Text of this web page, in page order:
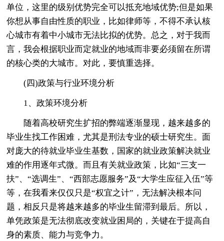
单位，这里的级别优势完全可以抵充地域优势;但是如果
你想从事自由性质的职业，比如律师等，不得不承认核
心城市有着中小城市无法比拟的优势。总之，对于我而
言，我会根据职业而定就业的地域而非要必须留在所谓
的核心类的大城市。对此，要慎重选择。
(四)政策与行业环境分析
1、政策环境分析
随着高校研究生扩招的弊端逐渐显现，越来越多的
毕业生找工作困难，尤其是刑法专业的硕士研究生。面
对庞大的待就业毕业生基数，国家的就业政策解决就业
难的作用逐年式微。而且有关就业政策，比如“三支一
扶”、“选调生”、“西部志愿服务”及“大学生应征入伍”等
等，在我看来仅仅只是“权宜之计”，无法解决根本问
题，相反只是将越来越多的毕业生留滞到最后。所以，
单凭政策是无法彻底改变就业困局的，关键在于提高自
身的素质、能力与竞争力。